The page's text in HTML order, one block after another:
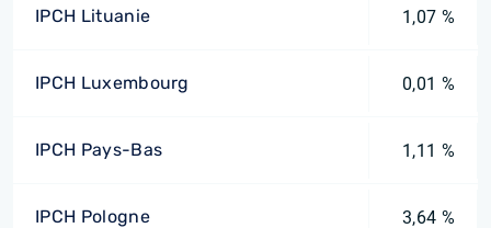
IPCH Lituanie 1,07 %
IPCH Luxembourg 0,01 %
IPCH Pays-Bas 1,11 %
IPCH Pologne 3,64 %